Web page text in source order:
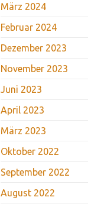
März 2024
Februar 2024
Dezember 2023
November 2023
Juni 2023
April 2023
März 2023
Oktober 2022
September 2022
August 2022